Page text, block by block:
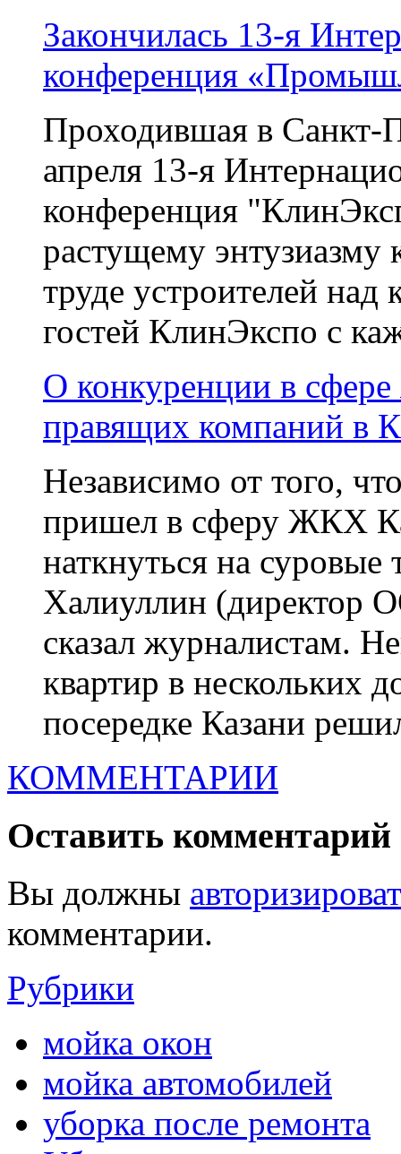
Закончилась 13-я
конференция
Проходившая в Санкт-
апреля 13-я
конференция
растущему энтузиазму
труде устроителей над
гостей КлинЭкспо с
О конкуренции в
правящих компаний в
Независимо от того,
пришел в сферу ЖКХ
наткнуться на
Халиуллин
сказал журналистам.
квартир в нескольких
посередке Казани
КОММЕНТАРИИ
Оставить комментарий
Вы должны
комментарии.
Рубрики
мойка окон
мойка автомобилей
уборка после ремонта